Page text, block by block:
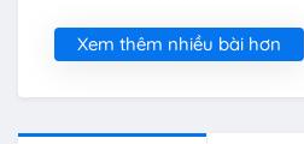
Xem thêm nhiều bài hơn